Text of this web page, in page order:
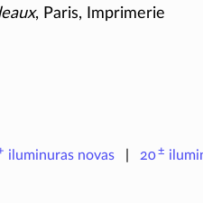
, Paris, Imprimerie
iluminurasnovas 20±